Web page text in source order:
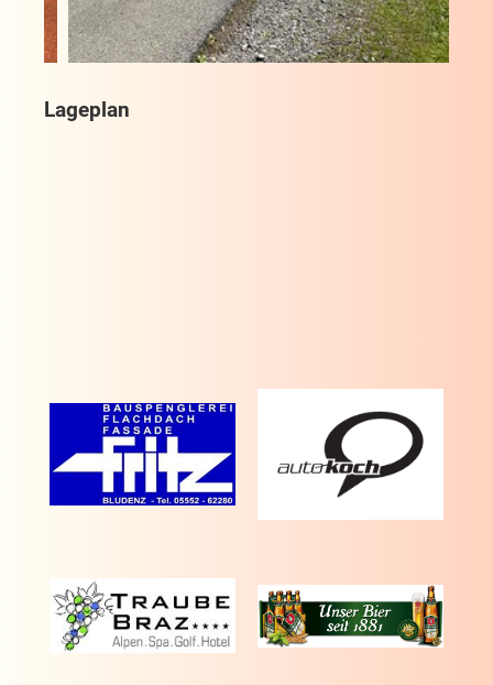
Lageplan